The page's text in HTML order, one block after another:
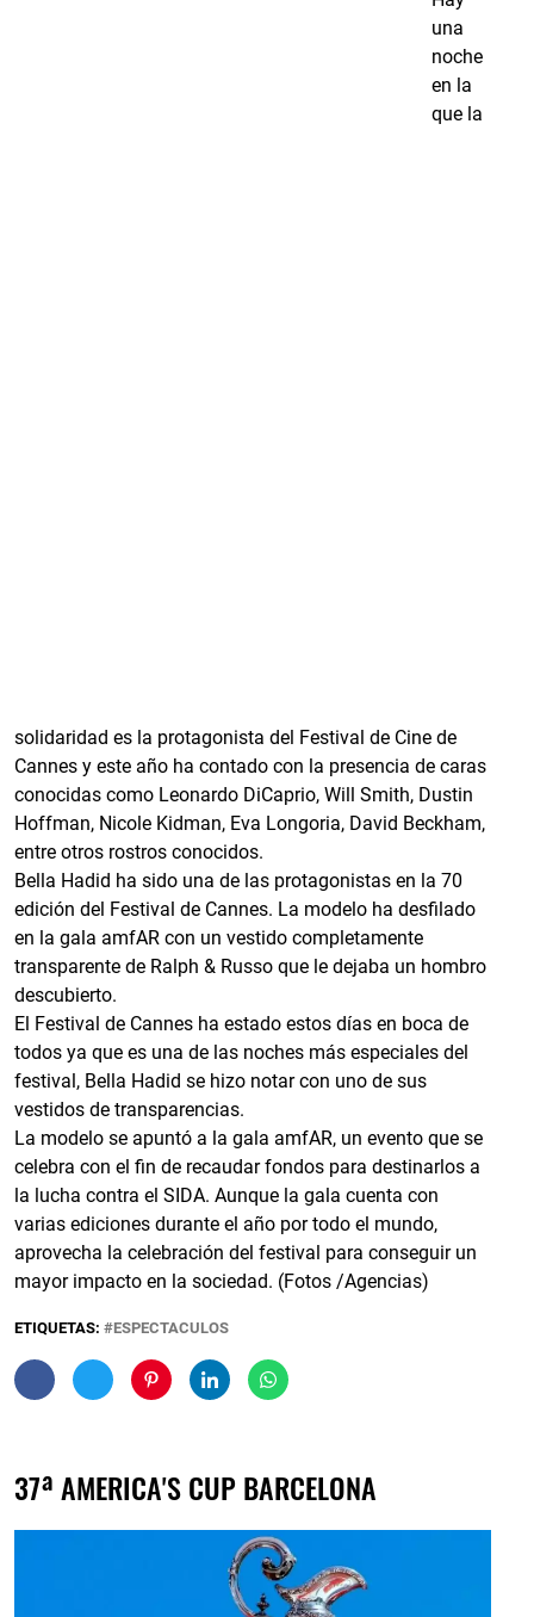
una
noche
en la
que la
solidaridad es la protagonista del Festival de Cine de
Cannes y este año ha contado con la presencia de caras
conocidas como Leonardo DiCaprio, Will Smith, Dustin
Hoffman, Nicole Kidman, Eva Longoria, David Beckham,
entre otros rostros conocidos.
Bella Hadid ha sido una de las protagonistas en la 70
edición del Festival de Cannes. La modelo ha desfilado
en la gala amfAR con un vestido completamente
transparente de Ralph & Russo que le dejaba un hombro
descubierto.
El Festival de Cannes ha estado estos días en boca de
todos ya que es una de las noches más especiales del
festival, Bella Hadid se hizo notar con uno de sus
vestidos de transparencias.
La modelo se apuntó a la gala amfAR, un evento que se
celebra con el fin de recaudar fondos para destinarlos a
la lucha contra el SIDA. Aunque la gala cuenta con
varias ediciones durante el año por todo el mundo,
aprovecha la celebración del festival para conseguir un
mayor impacto en la sociedad. (Fotos /Agencias)
ETIQUETAS: ESPECTACULOS
37ª AMERICA'S CUP BARCELONA